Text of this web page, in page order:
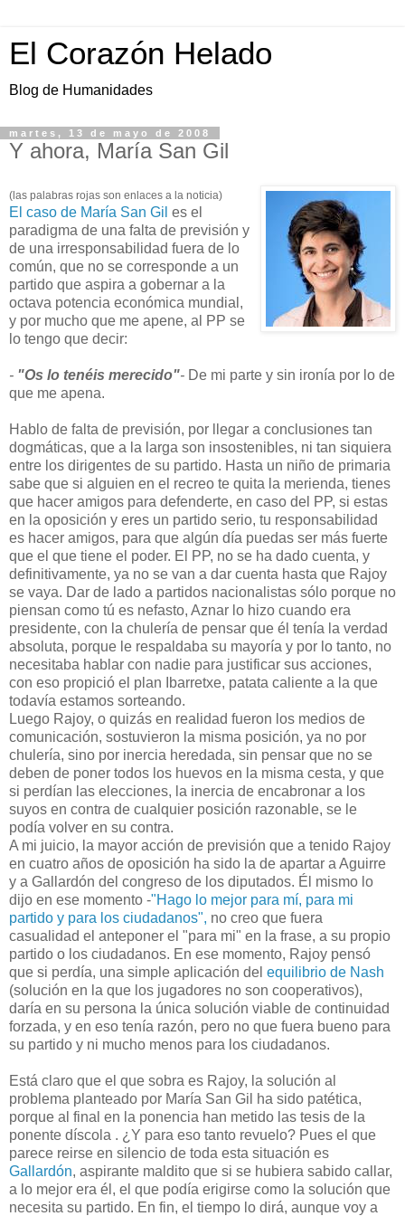
El Corazón Helado
Blog de Humanidades
martes, 13 de mayo de 2008
Y ahora, María San Gil
(las palabras rojas son enlaces a la noticia)
El caso de María San Gil es el
paradigma de una falta de previsión y
de una irresponsabilidad fuera de lo
común, que no se corresponde a un
partido que aspira a gobernar a la
octava potencia económica mundial,
y por mucho que me apene, al PP se
lo tengo que decir:
- "Os lo tenéis merecido"- De mi parte y sin ironía por lo de
que me apena.
Hablo de falta de previsión, por llegar a conclusiones tan
dogmáticas, que a la larga son insostenibles, ni tan siquiera
entre los dirigentes de su partido. Hasta un niño de primaria
sabe que si alguien en el recreo te quita la merienda, tienes
que hacer amigos para defenderte, en caso del PP, si estas
en la oposición y eres un partido serio, tu responsabilidad
es hacer amigos, para que algún día puedas ser más fuerte
que el que tiene el poder. El PP, no se ha dado cuenta, y
definitivamente, ya no se van a dar cuenta hasta que Rajoy
se vaya. Dar de lado a partidos nacionalistas sólo porque no
piensan como tú es nefasto, Aznar lo hizo cuando era
presidente, con la chulería de pensar que él tenía la verdad
absoluta, porque le respaldaba su mayoría y por lo tanto, no
necesitaba hablar con nadie para justificar sus acciones,
con eso propició el plan Ibarretxe, patata caliente a la que
todavía estamos sorteando.
Luego Rajoy, o quizás en realidad fueron los medios de
comunicación, sostuvieron la misma posición, ya no por
chulería, sino por inercia heredada, sin pensar que no se
deben de poner todos los huevos en la misma cesta, y que
si perdían las elecciones, la inercia de encabronar a los
suyos en contra de cualquier posición razonable, se le
podía volver en su contra.
A mi juicio, la mayor acción de previsión que a tenido Rajoy
en cuatro años de oposición ha sido la de apartar a Aguirre
y a Gallardón del congreso de los diputados. Él mismo lo
dijo en ese momento -"Hago lo mejor para mí, para mi
partido y para los ciudadanos", no creo que fuera
casualidad el anteponer el "para mi" en la frase, a su propio
partido o los ciudadanos. En ese momento, Rajoy pensó
que si perdía, una simple aplicación del equilibrio de Nash
(solución en la que los jugadores no son cooperativos),
daría en su persona la única solución viable de continuidad
forzada, y en eso tenía razón, pero no que fuera bueno para
su partido y ni mucho menos para los ciudadanos.
Está claro que el que sobra es Rajoy, la solución al
problema planteado por María San Gil ha sido patética,
porque al final en la ponencia han metido las tesis de la
ponente díscola . ¿Y para eso tanto revuelo? Pues el que
parece reirse en silencio de toda esta situación es
Gallardón, aspirante maldito que si se hubiera sabido callar,
a lo mejor era él, el que podía erigirse como la solución que
necesita su partido. En fin, el tiempo lo dirá, aunque voy a